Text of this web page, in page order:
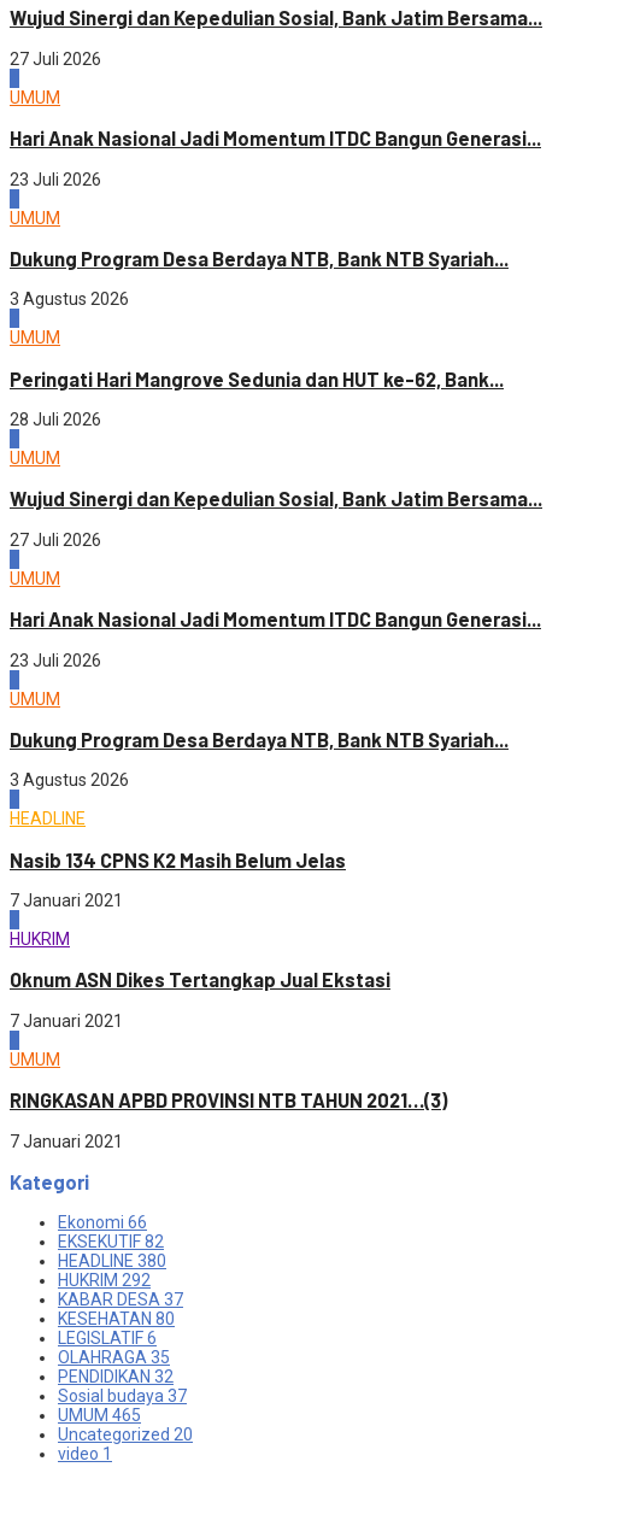
Wujud Sinergi dan Kepedulian Sosial, Bank Jatim Bersama...
27 Juli 2026
UMUM
Hari Anak Nasional Jadi Momentum ITDC Bangun Generasi...
23 Juli 2026
UMUM
Dukung Program Desa Berdaya NTB, Bank NTB Syariah...
3 Agustus 2026
UMUM
Peringati Hari Mangrove Sedunia dan HUT ke-62, Bank...
28 Juli 2026
UMUM
Wujud Sinergi dan Kepedulian Sosial, Bank Jatim Bersama...
27 Juli 2026
UMUM
Hari Anak Nasional Jadi Momentum ITDC Bangun Generasi...
23 Juli 2026
UMUM
Dukung Program Desa Berdaya NTB, Bank NTB Syariah...
3 Agustus 2026
HEADLINE
Nasib 134 CPNS K2 Masih Belum Jelas
7 Januari 2021
HUKRIM
Oknum ASN Dikes Tertangkap Jual Ekstasi
7 Januari 2021
UMUM
RINGKASAN APBD PROVINSI NTB TAHUN 2021…(3)
7 Januari 2021
Kategori
Ekonomi 66
EKSEKUTIF82
HEADLINE 380
HUKRIM 292
KABAR DESA37
KESEHATAN 80
LEGISLATIF6
OLAHRAGA35
PENDIDIKAN 32
Sosial budaya37
UMUM 465
Uncategorized 20
video 1